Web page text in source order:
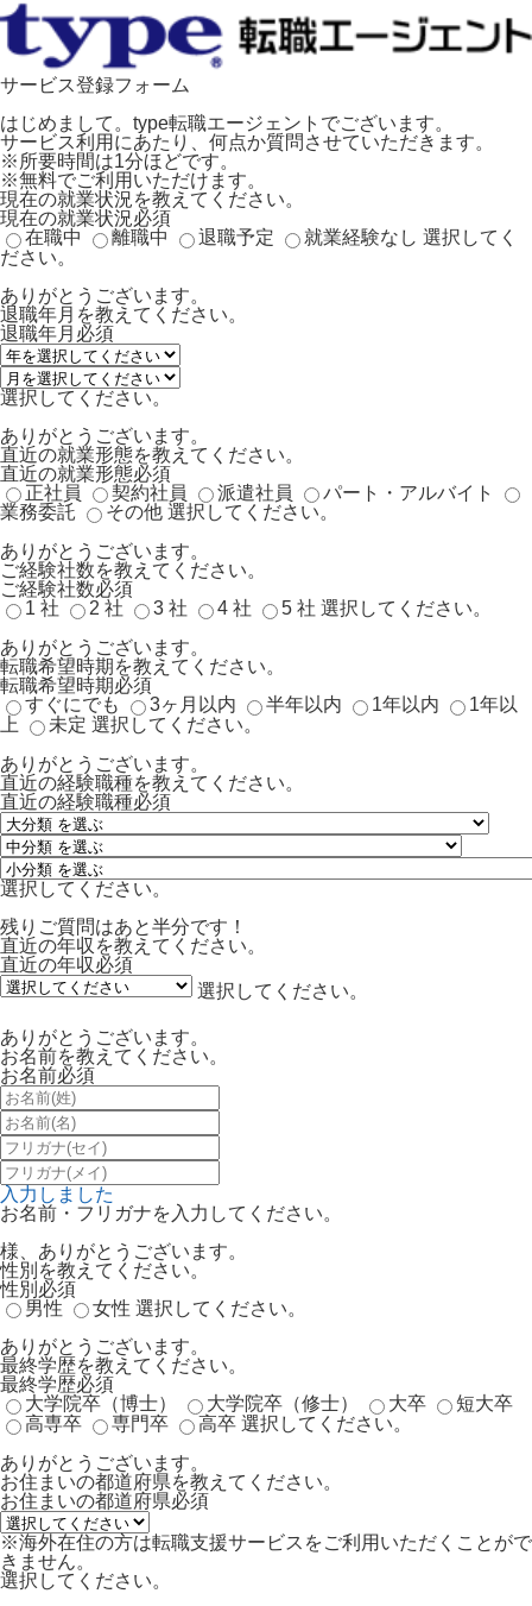
サービス登録フォーム
はじめまして。type転職エージェントでございます。
サービス利用にあたり、何点か質問させていただきます。
※所要時間は1分ほどです。
※無料でご利用いただけます。
現在の就業状況を教えてください。
現在の就業状況必須
在職中
離職中 退職予定 就業経験なし 選択してく
ださい。
ありがとうございます。
退職年月を教えてください。
退職年月 必須
選択してください。
ありがとうございます。
直近の就業形態を教えてください。
直近の就業形態必須
正社員
契約社員 派遣社員
パート・アルバイト
業務委託
その他 選択してください。
ありがとうございます。
ご経験社数を教えてください。
ご経験社数必須
1 社
2 社 3 社 4 社 5 社 選択してください。
ありがとうございます。
転職希望時期を教えてください。
転職希望時期必須
すぐにでも
3ヶ月以内 半年以内 1年以内
1年以
上
未定 選択してください。
ありがとうございます。
直近の経験職種を教えてください。
直近の経験職種必須
選択してください。
残りご質問はあと半分です！
直近の年収を教えてください。
直近の年収必須
選択してください。
ありがとうございます。
お名前を教えてください。
お名前必須
入力しました
お名前・フリガナを入力してください。
様、ありがとうございます。
性別を教えてください。
性別 必須
男性
女性 選択してください。
ありがとうございます。
最終学歴を教えてください。
最終学歴必須
大学院卒（博士）
大学院卒（修士） 大卒
短大卒
高専卒
専門卒 高卒 選択してください。
ありがとうございます。
お住まいの都道府県を教えてください。
お住まいの都道府県必須
※海外在住の方は転職支援サービスをご利用いただくことがで
きません。
選択してください。